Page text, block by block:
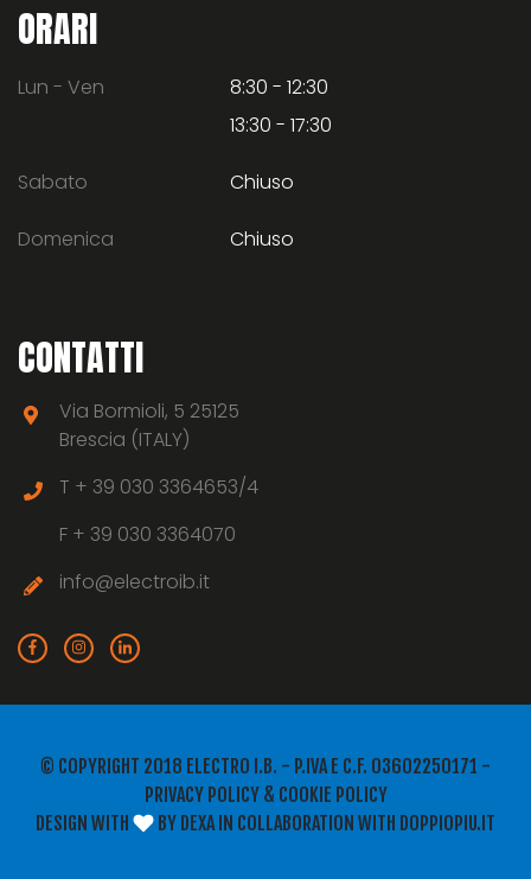
ORARI
Lun - Ven
8:30 - 12:30
13:30 - 17:30
Sabato Chiuso
Domenica Chiuso
CONTATTI
Via Bormioli, 5 25125
Brescia (ITALY)
T + 39 030 3364653/4
F + 39 030 3364070
info@electroib.it
© COPYRIGHT 2018 ELECTRO I.B. - P.IVA E C.F. 03602250171 -
PRIVACY POLICY& COOKIE POLICY
DESIGN WITH
BY DEXA IN COLLABORATION WITH DOPPIOPIU.IT